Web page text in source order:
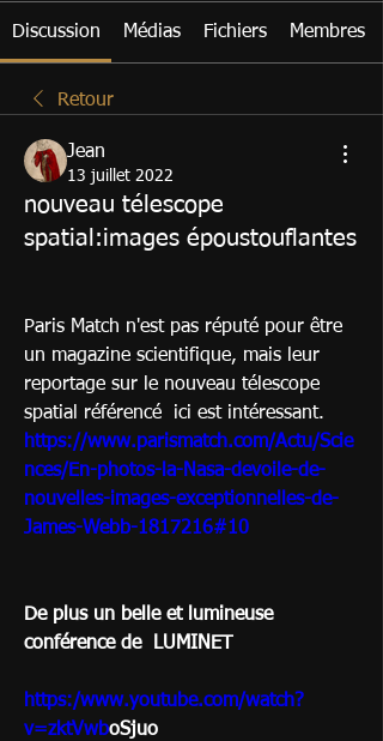
Discussion Médias Fichiers Membres
Retour
Jean
13 juillet 2022
nouveau télescope
spatial:images époustouflantes
Paris Match n'est pas réputé pour être
un magazine scientifique, mais leur
reportage sur le nouveau télescope
spatial référencé  ici est intéressant.
https://www.parismatch.com/Actu/Scie
nces/En-photos-la-Nasa-devoile-de-
nouvelles-images-exceptionnelles-de-
James-Webb-1817216#10
De plus un belle et lumineuse
conférence de  LUMINET
https:/www.youtube.com/watch?
v=zktVwboSjuo